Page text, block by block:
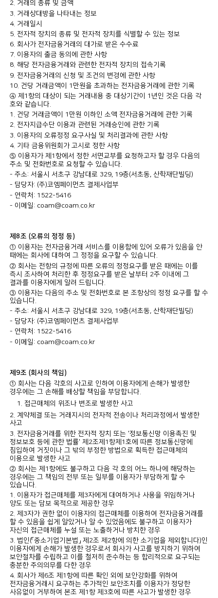
2. 거래의 종류 및 금액
3. 거래상대방을 나타내는 정보
4. 거래일시
5. 전자적 장치의 종류 및 전자적 장치를 식별할 수 있는 정보
6. 회사가 전자금융거래의 대가로 받은 수수료
7. 이용자의 출금 동의에 관한 사항
8. 해당 전자금융거래와 관련한 전자적 장치의 접속기록
9. 전자금융거래의 신청 및 조건의 변경에 관한 사항
10. 건당 거래금액이 1만원을 초과하는 전자금융거래에 관한 기록
④ 제1항의 대상이 되는 거래내용 중 대상기간이 1년인 것은 다음 각
호와 같습니다.
1. 건당 거래금액이 1만원 이하인 소액 전자금융거래에 관한 기록
2. 전자지급수단 이용과 관련된 거래승인에 관한 기록
3. 이용자의 오류정정 요구사실 및 처리결과에 관한 사항
4. 기타 금융위원회가 고시로 정한 사항
⑤ 이용자가 제1항에서 정한 서면교부를 요청하고자 할 경우 다음의
주소 및 전화번호로 요청할 수 있습니다.
- 주소: 서울시 서초구 강남대로 329, 19층(서초동, 산학재단빌딩)
- 담당자: (주)코엠페이먼츠 결제사업부
- 연락처: 1522-5416
- 이메일: coam@coam.co.kr
제8조 (오류의 정정 등)
① 이용자는 전자금융거래 서비스를 이용함에 있어 오류가 있음을 안
때에는 회사에 대하여 그 정정을 요구할 수 있습니다.
② 회사는 전항의 규정에 따른 오류의 정정요구를 받은 때에는 이를
즉시 조사하여 처리한 후 정정요구를 받은 날부터 2주 이내에 그
결과를 이용자에게 알려 드립니다.
③ 이용자는 다음의 주소 및 전화번호로 본 조항상의 정정 요구를 할 수
있습니다.
- 주소: 서울시 서초구 강남대로 329, 19층(서초동, 산학재단빌딩)
- 담당자: (주)코엠페이먼츠 결제사업부
- 연락처: 1522-5416
- 이메일: coam@coam.co.kr
제9조 (회사의 책임)
① 회사는 다음 각호의 사고로 인하여 이용자에게 손해가 발생한
경우에는 그 손해를 배상할 책임을 부담합니다.
접근매체의 위조나 변조로 발생한 사고
2. 계약체결 또는 거래지시의 전자적 전송이나 처리과정에서 발생한
사고
3. 전자금융거래를 위한 전자적 장치 또는 '정보통신망 이용촉진 및
정보보호 등에 관한 법률' 제2조제1항제1호에 따른 정보통신망에
침입하여 거짓이나 그 밖의 부정한 방법으로 획득한 접근매체의
이용으로 발생한 사고
② 회사는 제1항에도 불구하고 다음 각 호의 어느 하나에 해당하는
경우에는 그 책임의 전부 또는 일부를 이용자가 부담하게 할 수
있습니다.
1. 이용자가 접근매체를 제3자에게 대여하거나 사용을 위임하거나
양도 또는 담보 목적으로 제공한 경우
2. 제3자가 권한 없이 이용자의 접근매체를 이용하여 전자금융거래를
할 수 있음을 쉽게 알았거나 알 수 있었음에도 불구하고 이용자가
자신의 접근매체를 누설 또는 노출하거나 방치한 경우
3. 법인(「중소기업기본법」 제2조 제2항에 의한 소기업을 제외합니다)인
이용자에게 손해가 발생한 경우로서 회사가 사고를 방지하기 위하여
보안절차를 수립하고 이를 철저히 준수하는 등 합리적으로 요구되는
충분한 주의의무를 다한 경우
4. 회사가 제6조 제1항에 따른 확인 외에 보안강화를 위하여
전자금융거래시 요구하는 추가적인 보안조치를 이용자가 정당한
사유없이 거부하여 본조 제1항 제3호에 따른 사고가 발생한 경우